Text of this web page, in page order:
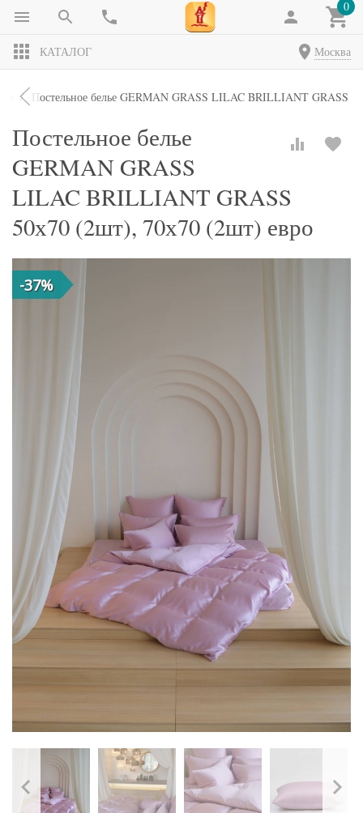
0
КАТАЛОГ Москва
Постельное белье GERMAN GRASS LILAC BRILLIANT GRASS
Постельное белье
GERMAN GRASS
LILAC BRILLIANT GRASS
50х70 (2шт), 70х70 (2шт) евро
-37%